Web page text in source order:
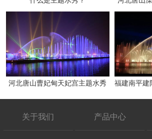
河北唐山曹妃甸天妃宫主题水秀
关于我们 产品中心